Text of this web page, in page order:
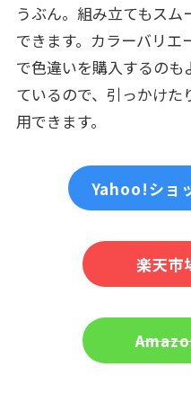
うぶん。組み立てもスム
できます。カラーバリエ
で色違いを購入するの
ているので、引っかけた
用できます。
Yahoo!ショ
楽天市